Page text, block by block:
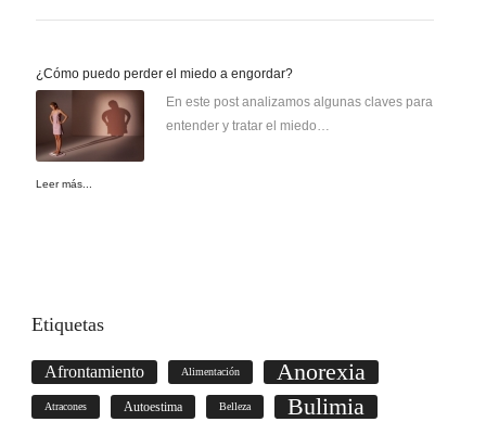
¿Cómo puedo perder el miedo a engordar?
En este post analizamos algunas claves para
entender y tratar el miedo…
Leer más...
Etiquetas
Afrontamiento Alimentación Anorexia
Atracones Autoestima Belleza Bulimia